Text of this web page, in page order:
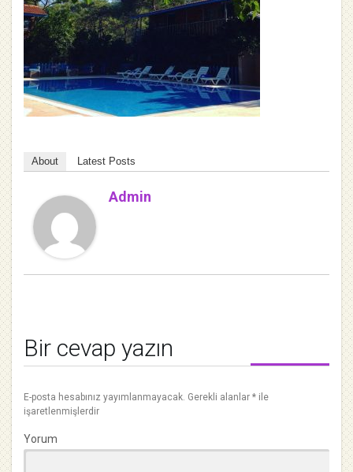
About Latest Posts
Admin
Bir cevap yazın
E-posta hesabınız yayımlanmayacak. Gerekli alanlar * ile
işaretlenmişlerdir
Yorum